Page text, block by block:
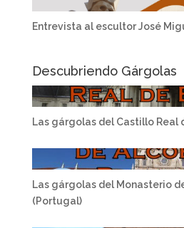
Entrevista al escultor José
Descubriendo Gárgolas
Las gárgolas del Castillo Real
Las gárgolas del Monasterio
(Portugal)